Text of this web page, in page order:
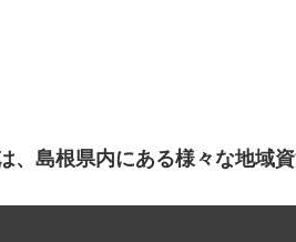
、島根県内にある様々な地域